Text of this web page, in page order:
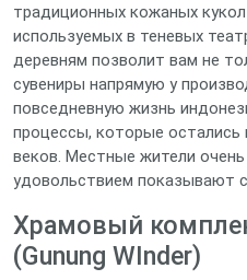
традиционных кожаных кукол
используемых в теневых
деревням позволит вам не
сувениры напрямую у
повседневную жизнь
процессы, которые
веков. Местные жители
удовольствием показывают
Храмовый
(Gunung WInder)